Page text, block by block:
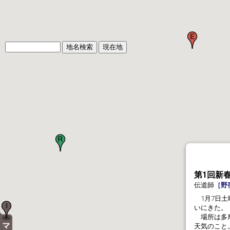
第1回新
伝道師 ［
1月7日土
いにきた。
場所は多
天気のこと